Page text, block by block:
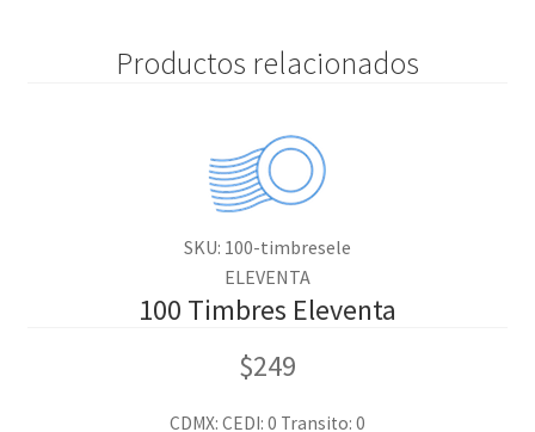
Productos relacionados
SKU: 100-timbresele
ELEVENTA
100 Timbres Eleventa
$249
CDMX: CEDI: 0 Transito: 0